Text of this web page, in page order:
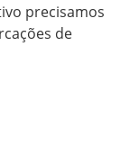
precisamos
de